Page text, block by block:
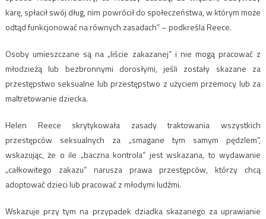
karę, spłacił swój dług, nim powrócił do społeczeństwa, w którym może
odtąd funkcjonować na równych zasadach” – podkreśla Reece.
Osoby umieszczane są na „liście zakazanej” i nie mogą pracować z
młodzieżą lub bezbronnymi dorosłymi, jeśli zostały skazane za
przestępstwo seksualne lub przestępstwo z użyciem przemocy lub za
maltretowanie dziecka.
Helen Reece skrytykowała zasady traktowania wszystkich
przestępców seksualnych za „smagane tym samym pędzlem”,
wskazując, że o ile „baczna kontrola” jest wskazana, to wydawanie
„całkowitego zakazu” narusza prawa przestępców, którzy chcą
adoptować dzieci lub pracować z młodymi ludźmi.
Wskazuje przy tym na przypadek dziadka skazanego za uprawianie